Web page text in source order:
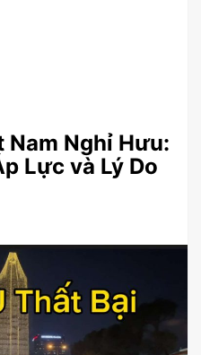
Nam Nghỉ Hưu:
Lực và Lý Do